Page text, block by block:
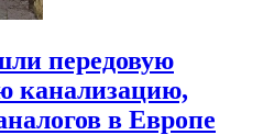
передовую
канализацию,
в Европе